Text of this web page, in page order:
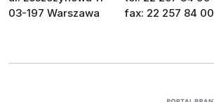
03-197 Warszawa
fax: 22 257 84 00